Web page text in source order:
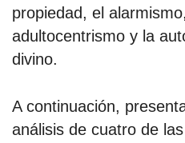
propiedad, el
adultocentrismo y la
divino.
A continuación,
análisis de cuatro de